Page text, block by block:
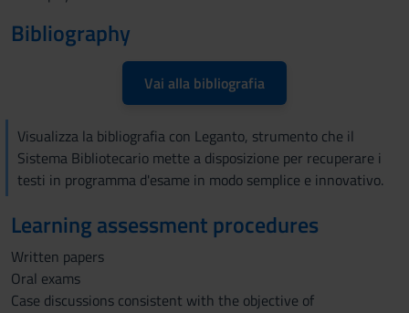
Bibliography
Vai alla bibliografia
Visualizza la bibliografia con Leganto, strumento che il
Sistema Bibliotecario mette a disposizione per recuperare i
testi in programma d'esame in modo semplice e innovativo.
Learning assessment procedures
Written papers
Oral exams
Case discussions consistent with the objective of